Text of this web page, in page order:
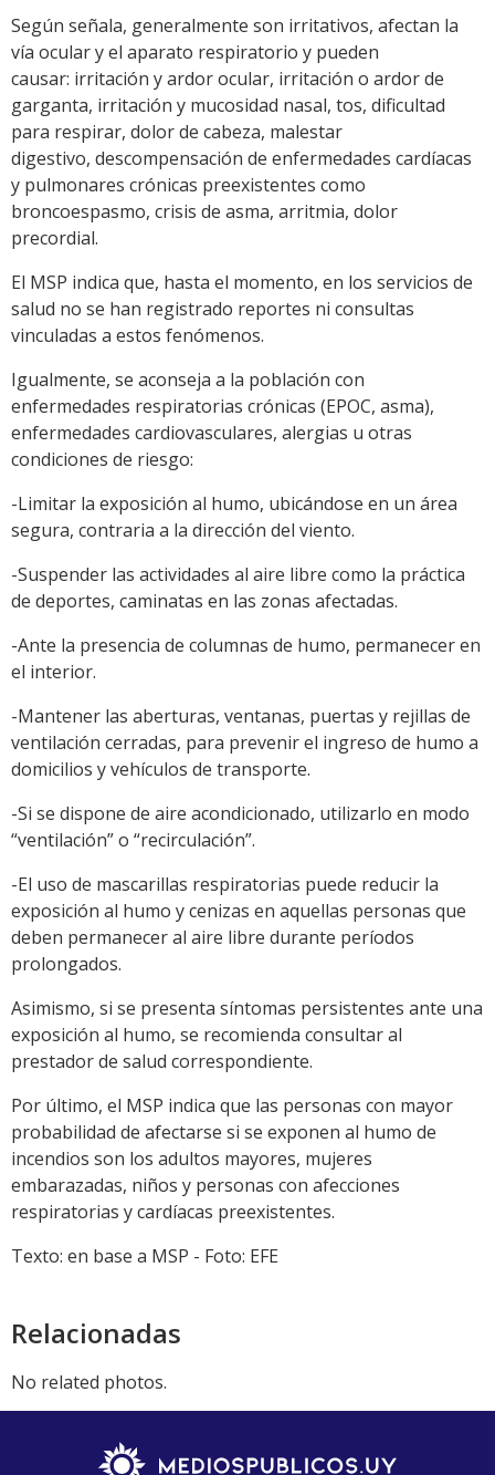
Según señala, generalmente son irritativos, afectan la
vía ocular y el aparato respiratorio y pueden
causar: irritación y ardor ocular, irritación o ardor de
garganta, irritación y mucosidad nasal, tos, dificultad
para respirar, dolor de cabeza, malestar
digestivo, descompensación de enfermedades cardíacas
y pulmonares crónicas preexistentes como
broncoespasmo, crisis de asma, arritmia, dolor
precordial.
El MSP indica que, hasta el momento, en los servicios de
salud no se han registrado reportes ni consultas
vinculadas a estos fenómenos.
Igualmente, se aconseja a la población con
enfermedades respiratorias crónicas (EPOC, asma),
enfermedades cardiovasculares, alergias u otras
condiciones de riesgo:
-Limitar la exposición al humo, ubicándose en un área
segura, contraria a la dirección del viento.
-Suspender las actividades al aire libre como la práctica
de deportes, caminatas en las zonas afectadas.
-Ante la presencia de columnas de humo, permanecer en
el interior.
-Mantener las aberturas, ventanas, puertas y rejillas de
ventilación cerradas, para prevenir el ingreso de humo a
domicilios y vehículos de transporte.
-Si se dispone de aire acondicionado, utilizarlo en modo
“ventilación” o “recirculación”.
-El uso de mascarillas respiratorias puede reducir la
exposición al humo y cenizas en aquellas personas que
deben permanecer al aire libre durante períodos
prolongados.
Asimismo, si se presenta síntomas persistentes ante una
exposición al humo, se recomienda consultar al
prestador de salud correspondiente.
Por último, el MSP indica que las personas con mayor
probabilidad de afectarse si se exponen al humo de
incendios son los adultos mayores, mujeres
embarazadas, niños y personas con afecciones
respiratorias y cardíacas preexistentes.
Texto: en base a MSP - Foto: EFE
Relacionadas
No related photos.